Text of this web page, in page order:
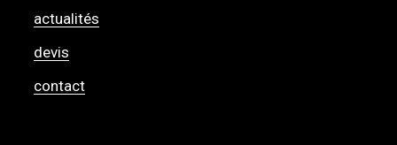
actualités
devis
contact